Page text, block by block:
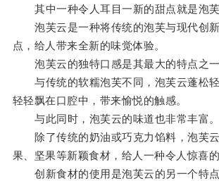
其中一种令人耳目一新的甜点就是泡芙
泡芙云是一种将传统的泡芙与现代创
点，给人带来全新的味觉体验。
泡芙云的独特口感是其最大的特点之一
与传统的软糯泡芙不同，泡芙云蓬松
轻轻飘在口腔中，带来愉悦的触感。
与此同时，泡芙云的味道也非常丰富。
除了传统的奶油或巧克力馅料，泡芙云
果、坚果等新颖食材，给人一种令人惊喜的
创新食材的使用是泡芙云的另一个特点